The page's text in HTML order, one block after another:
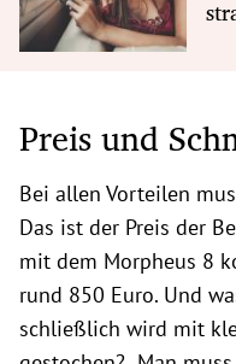
Preis und
Bei allen Vorteilen
Das ist der Preis der
mit dem Morpheus 8
rund 850 Euro. Und
schließlich wird mit